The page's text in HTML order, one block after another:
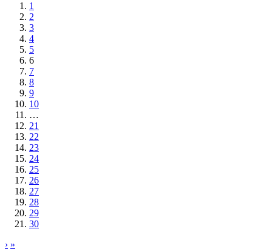
1
2
3
4
5
6
7
8
9
10
…
21
22
23
24
25
26
27
28
29
30
› »